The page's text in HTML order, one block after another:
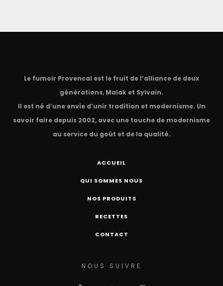
Le fumoir Provencal est le fruit de l’alliance de deux
générations, Malak et Sylvain.
Il est né d’une envie d’unir tradition et modernisme. Un
savoir faire depuis 2002, avec une touche de modernisme
au service du goût et de la qualité.
ACCUEIL
QUI SOMMES NOUS
NOS PRODUITS
RECETTES
CONTACT
NOUS SUIVRE